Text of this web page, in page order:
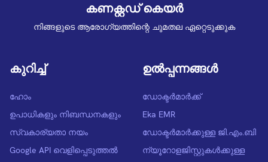
കണക്റ്റഡ് കെയർ
നിങ്ങളുടെ ആരോഗ്യത്തിന്റെ ചുമതല ഏറ്റെടുക്കുക
കുറിച്ച്‎
ഹോം
ഉപാധികളും നിബന്ധനകളും
സ്വകാര്യതാ നയം
Google API വെളിപ്പെടുത്തൽ
ഉൽപ്പന്നങ്ങൾ
ഡോക്ടര്‍മാര്‍ക്ക്
Eka EMR
ഡോക്ടർമാർക്കുള്ള ജി.എം.ബി
ന്യൂറോളജിസ്റ്റുകൾക്കുള്ള